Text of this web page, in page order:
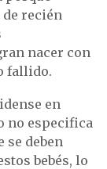
recién
nacer con
fallido.
en
no especifica
se deben
bebés, lo